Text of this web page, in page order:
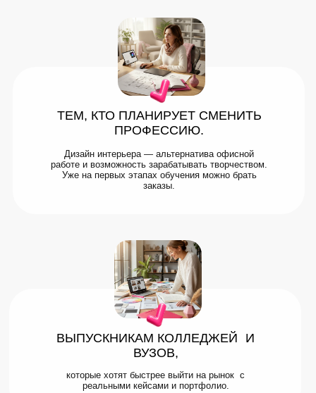
ТЕМ, КТО ПЛАНИРУЕТ СМЕНИТЬ
ПРОФЕССИЮ.
Дизайн интерьера — альтернатива офисной
работе и возможность зарабатывать творчеством.
Уже на первых этапах обучения можно брать
заказы.
ВЫПУСКНИКАМ КОЛЛЕДЖЕЙ И
ВУЗОВ,
которые хотят быстрее выйти на рынок с
реальными кейсами и портфолио.